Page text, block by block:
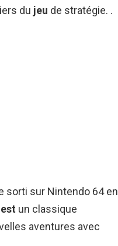
du jeu de stratégie. .
sorti sur Nintendo 64 en
est un classique
aventures avec